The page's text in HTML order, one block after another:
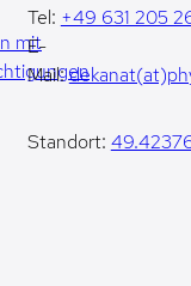
mit
Tel: +49 631 205
E-
Mail:
Standort: